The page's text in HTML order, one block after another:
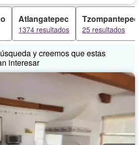
Atlangatepec
1374 resultados
Tzompantepec
25 resultados
y creemos que estas
interesar